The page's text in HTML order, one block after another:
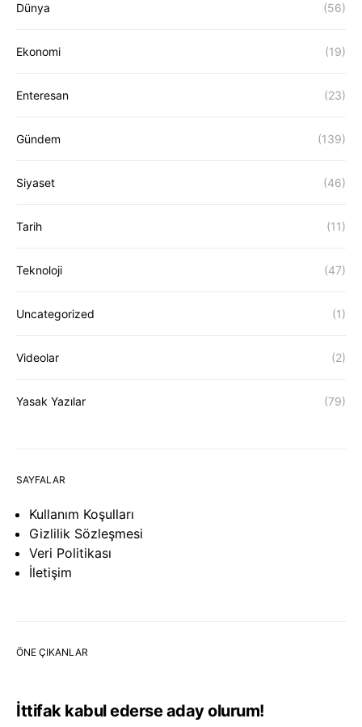
Dünya (56)
Ekonomi (19)
Enteresan (23)
Gündem (139)
Siyaset (46)
Tarih (11)
Teknoloji (47)
Uncategorized (1)
Videolar (2)
Yasak Yazılar (79)
SAYFALAR
Kullanım Koşulları
Gizlilik Sözleşmesi
Veri Politikası
İletişim
ÖNE ÇIKANLAR
İttifak kabul ederse aday olurum!